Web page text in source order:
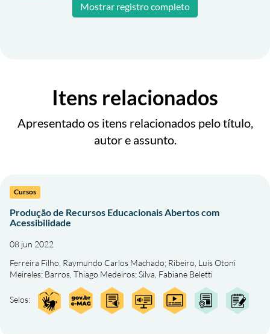
Mostrar registro completo
Itens relacionados
Apresentado os itens relacionados pelo título,
autor e assunto.
Cursos
Produção de Recursos Educacionais Abertos com
Acessibilidade
08 jun 2022
Ferreira Filho, Raymundo Carlos Machado; Ribeiro, Luis Otoni
Meireles; Barros, Thiago Medeiros;Silva, Fabiane Beletti
Selos: